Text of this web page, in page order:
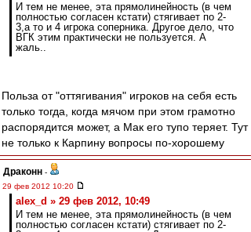
И тем не менее, эта прямолинейность (в чем
полностью согласен кстати) стягивает по 2-
3,а то и 4 игрока соперника. Другое дело, что
ВГК этим практически не пользуется. А
жаль..
Польза от "оттягивания" игроков на себя есть
только тогда, когда мячом при этом грамотно
распорядится может, а Мак его тупо теряет. Тут
не только к Карпину вопросы по-хорошему
Драконн -
29 фев 2012 10:20
alex_d » 29 фев 2012, 10:49
И тем не менее, эта прямолинейность (в чем
полностью согласен кстати) стягивает по 2-